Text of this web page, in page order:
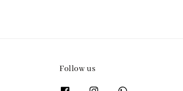
Follow us